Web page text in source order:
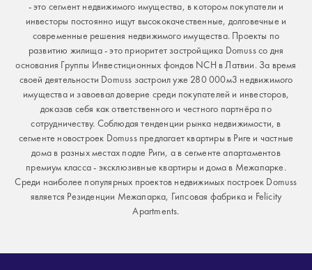
- это сегмент недвижимого имущества, в котором покупатели и
инвесторы постоянно ищут высококачественные, долговечные и
современные решения недвижимого имущества. Проекты по
развитию жилища - это приоритет застройщика Domuss со дня
основания Группы Инвестиционных фондов NCH в Латвии. За время
своей деятельности Domuss застроил уже 280 000м3 недвижимого
имущества и завоевал доверие среди покупателей и инвесторов,
доказав себя как ответственного и честного партнёра по
сотрудничеству. Соблюдая тенденции рынка недвижимости, в
сегменте новостроек Domuss предлагает квартиры в Риге и частные
дома в разных местах подле Риги, а в сегменте апартаментов
премиум класса - эксклюзивные квартиры и дома в Межапарке.
Среди наиболее популярных проектов недвижимых построек Domuss
является Резиденции Межапарка, Гипсовая фабрика и Felicity
Apartments.